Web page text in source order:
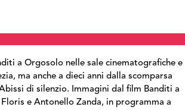
a Orgosolonelle sale cinematografiche e
ma anche a dieci anni dalla scomparsa
di silenzio. Immagini dal film Banditi a
e Antonello Zanda, in programma a